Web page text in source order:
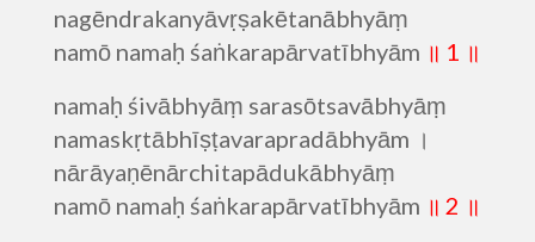
nagēndrakanyāvṛṣakētanābhyāṃ
namō namaḥ śaṅkarapārvatībhyām ॥ 1 ॥
namaḥ śivābhyāṃ sarasōtsavābhyāṃ
namaskṛtābhīṣṭavarapradābhyām ।
nārāyaṇēnārchitapādukābhyāṃ
namō namaḥ śaṅkarapārvatībhyām ॥ 2 ॥